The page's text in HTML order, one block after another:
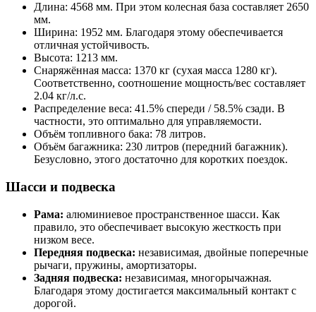
Длина: 4568 мм. При этом колесная база составляет 2650
мм.
Ширина: 1952 мм. Благодаря этому обеспечивается
отличная устойчивость.
Высота: 1213 мм.
Снаряжённая масса: 1370 кг (сухая масса 1280 кг).
Соответственно, соотношение мощность/вес составляет
2.04 кг/л.с.
Распределение веса: 41.5% спереди / 58.5% сзади. В
частности, это оптимально для управляемости.
Объём топливного бака: 78 литров.
Объём багажника: 230 литров (передний багажник).
Безусловно, этого достаточно для коротких поездок.
Шасси и подвеска
Рама: алюминиевое пространственное шасси. Как
правило, это обеспечивает высокую жесткость при
низком весе.
Передняя подвеска: независимая, двойные поперечные
рычаги, пружины, амортизаторы.
Задняя подвеска: независимая, многорычажная.
Благодаря этому достигается максимальный контакт с
дорогой.